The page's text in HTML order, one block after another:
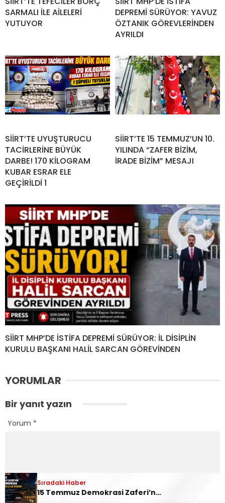
Sıradaki Haber
15 Temmuz Demokrasi Zaferi’nin 10. Yılında Siirt’te Selalar Okundu
SARMALI İLE AİLELERİ
YUTUYOR
DEPREMİ SÜRÜYOR: YAVUZ
ÖZTANIK GÖREVLERİNDEN
AYRILDI
SİİRT’TE UYUŞTURUCU
TACİRLERİNE BÜYÜK
DARBE! 170 KİLOGRAM
KUBAR ESRAR ELE
GEÇİRİLDİ 1
SİİRT’TE 15 TEMMUZ’UN 10.
YILINDA “ZAFER BİZİM,
İRADE BİZİM” MESAJI
SİİRT MHP’DE İSTİFA DEPREMİ SÜRÜYOR: İL DİSİPLİN
KURULU BAŞKANI HALİL SARCAN GÖREVİNDEN
YORUMLAR
Bir yanıt yazın
Yorum *
Ad* E-posta*